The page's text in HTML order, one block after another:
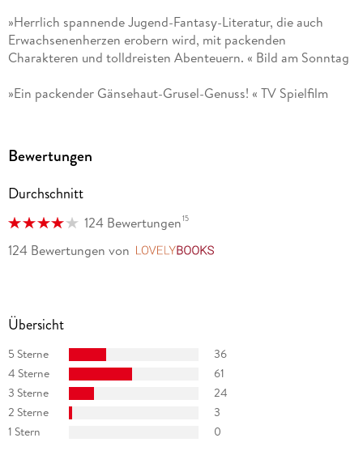
»Herrlich spannende Jugend-Fantasy-Literatur, die auch
Erwachsenenherzen erobern wird, mit packenden
Charakteren und tolldreisten Abenteuern. « Bild am Sonntag
»Ein packender Gänsehaut-Grusel-Genuss! « TV Spielfilm
Bewertungen
Durchschnitt
124 Bewertungen15
124 Bewertungen von
Übersicht
5 Sterne
36
4 Sterne
61
3 Sterne
24
2 Sterne
3
1 Stern
0